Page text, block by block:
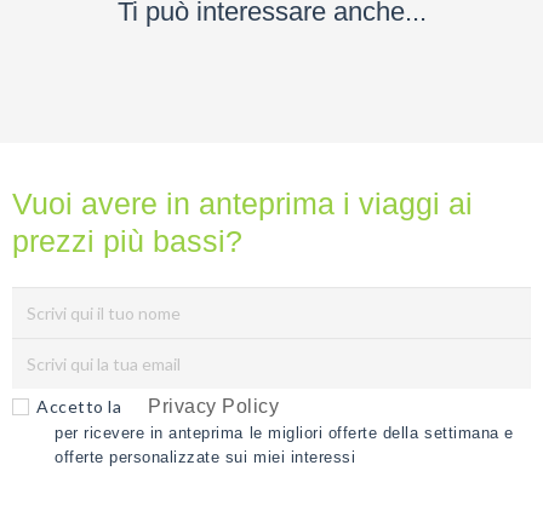
Ti può interessare anche...
Vuoi avere in anteprima i viaggi ai
prezzi più bassi?
Accetto la Privacy Policy
per ricevere in anteprima le migliori offerte della settimana e
offerte personalizzate sui miei interessi